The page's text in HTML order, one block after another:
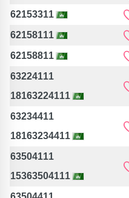
62153311
62158111
62158811
63224111
18163224111
63234411
18163234411
63504111
15363504111